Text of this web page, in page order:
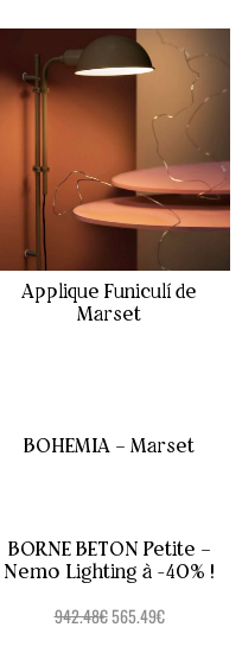
Applique Funiculí de
Marset
BOHEMIA – Marset
BORNE BETON Petite –
Nemo Lighting à -40% !
942.48€565.49€